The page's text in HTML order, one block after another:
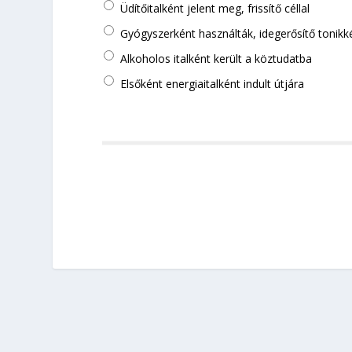
Üdítőitalként jelent meg, frissítő céllal
Gyógyszerként használták, idegerősítő
Alkoholos italként került a köztudatba
Elsőként energiaitalként indult útjára